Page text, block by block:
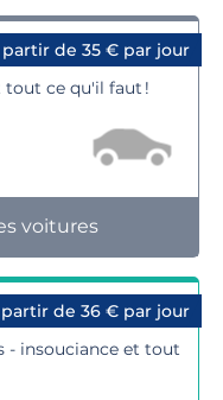
partir de 35 € par jour
ce qu'il faut !
voitures
de 36 € par jour
- insouciance et tout